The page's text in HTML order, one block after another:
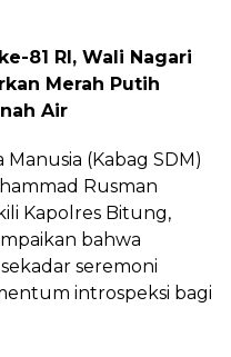
81 RI, Wali Nagari
Merah Putih
Air
(Kabag SDM)
Rusman
Kapolres Bitung,
bahwa
seremoni
introspeksi bagi